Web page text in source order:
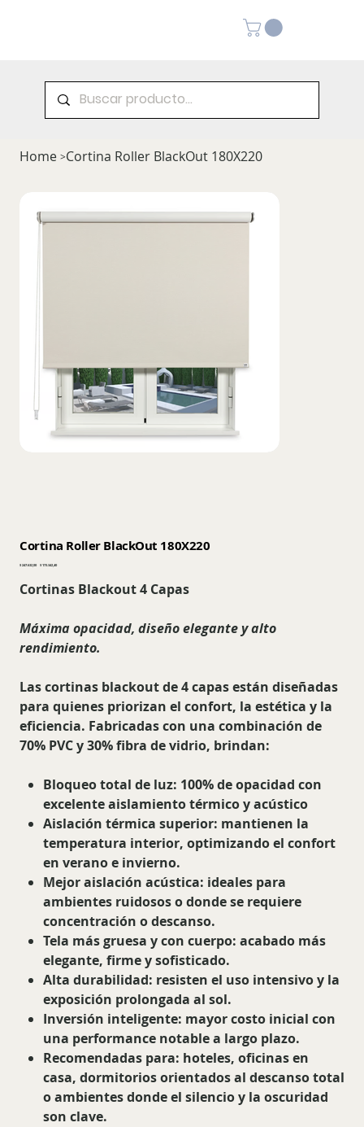
Home >Cortina Roller BlackOut 180X220
Cortina Roller BlackOut 180X220
Precio
$ 247.632,00
Precio
oferta
$ 173.342,40
Cortinas Blackout 4 Capas
Máxima opacidad, diseño elegante y alto
rendimiento.
Las cortinas blackout de 4 capas están diseñadas
para quienes priorizan el confort, la estética y la
eficiencia. Fabricadas con una combinación de
70% PVC y 30% fibra de vidrio, brindan:
Bloqueo total de luz: 100% de opacidad con
excelente aislamiento térmico y acústico
Aislación térmica superior: mantienen la
temperatura interior, optimizando el confort
en verano e invierno.
Mejor aislación acústica: ideales para
ambientes ruidosos o donde se requiere
concentración o descanso.
Tela más gruesa y con cuerpo: acabado más
elegante, firme y sofisticado.
Alta durabilidad: resisten el uso intensivo y la
exposición prolongada al sol.
Inversión inteligente: mayor costo inicial con
una performance notable a largo plazo.
Recomendadas para: hoteles, oficinas en
casa, dormitorios orientados al descanso total
o ambientes donde el silencio y la oscuridad
son clave.